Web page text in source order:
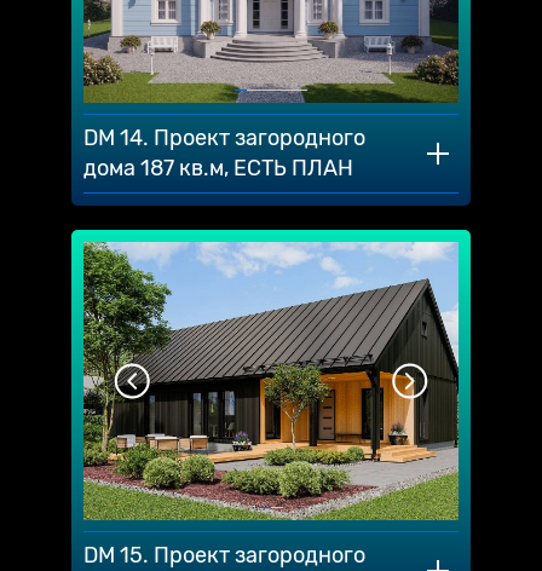
DM 14. Проект загородного
дома 187 кв.м, ЕСТЬ ПЛАН
DM 15. Проект загородного